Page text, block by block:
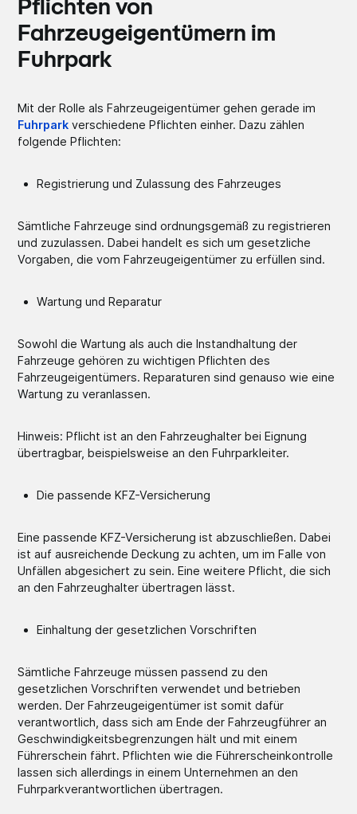
Pflichten von
Fahrzeugeigentümern im
Fuhrpark
Mit der Rolle als Fahrzeugeigentümer gehen gerade im
Fuhrpark verschiedene Pflichten einher. Dazu zählen
folgende Pflichten:
Registrierung und Zulassung des Fahrzeuges
Sämtliche Fahrzeuge sind ordnungsgemäß zu registrieren
und zuzulassen. Dabei handelt es sich um gesetzliche
Vorgaben, die vom Fahrzeugeigentümer zu erfüllen sind.
Wartung und Reparatur
Sowohl die Wartung als auch die Instandhaltung der
Fahrzeuge gehören zu wichtigen Pflichten des
Fahrzeugeigentümers. Reparaturen sind genauso wie eine
Wartung zu veranlassen.
Hinweis: Pflicht ist an den Fahrzeughalter bei Eignung
übertragbar, beispielsweise an den Fuhrparkleiter.
Die passende KFZ-Versicherung
Eine passende KFZ-Versicherung ist abzuschließen. Dabei
ist auf ausreichende Deckung zu achten, um im Falle von
Unfällen abgesichert zu sein. Eine weitere Pflicht, die sich
an den Fahrzeughalter übertragen lässt.
Einhaltung der gesetzlichen Vorschriften
Sämtliche Fahrzeuge müssen passend zu den
gesetzlichen Vorschriften verwendet und betrieben
werden. Der Fahrzeugeigentümer ist somit dafür
verantwortlich, dass sich am Ende der Fahrzeugführer an
Geschwindigkeitsbegrenzungen hält und mit einem
Führerschein fährt. Pflichten wie die Führerscheinkontrolle
lassen sich allerdings in einem Unternehmen an den
Fuhrparkverantwortlichen übertragen.